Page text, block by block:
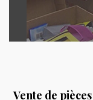
Vente de